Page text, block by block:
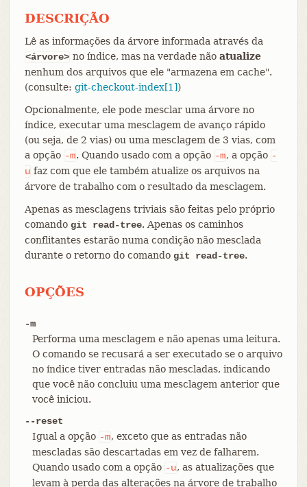
DESCRIÇÃO
Lê as informações da árvore informada através da
<árvore> no índice, mas na verdade não atualize
nenhum dos arquivos que ele "armazena em cache".
(consulte: git-checkout-index[1])
Opcionalmente, ele pode mesclar uma árvore no
índice, executar uma mesclagem de avanço rápido
(ou seja, de 2 vias) ou uma mesclagem de 3 vias, com
a opção -m. Quando usado com a opção -m, a opção -
u faz com que ele também atualize os arquivos na
árvore de trabalho com o resultado da mesclagem.
Apenas as mesclagens triviais são feitas pelo próprio
comando git read-tree. Apenas os caminhos
conflitantes estarão numa condição não mesclada
durante o retorno do comando git read-tree.
OPÇÕES
-m
Performa uma mesclagem e não apenas uma leitura.
O comando se recusará a ser executado se o arquivo
no índice tiver entradas não mescladas, indicando
que você não concluiu uma mesclagem anterior que
você iniciou.
--reset
Igual a opção -m, exceto que as entradas não
mescladas são descartadas em vez de falharem.
Quando usado com a opção -u, as atualizações que
levam à perda das alterações na árvore de trabalho